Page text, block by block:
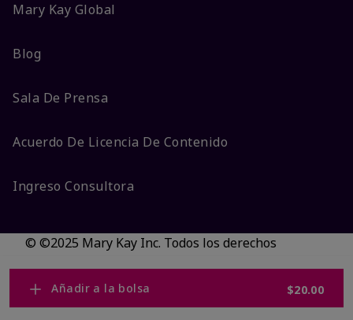
Añadir a la bolsa $20.00
Mary Kay Global
Blog
Sala De Prensa
Acuerdo De Licencia De Contenido
Ingreso Consultora
© ©2025 Mary Kay Inc. Todos los derechos
Código DSA/Queja al Código
Privacidad
Transparencia en CAAccesibilidadCambiar país